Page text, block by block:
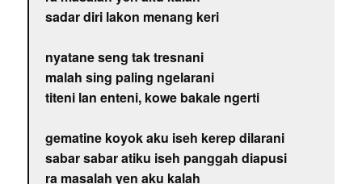
sadar diri lakon menang keri
nyatane seng tak tresnani
malah sing paling ngelarani
titeni lan enteni, kowe bakale ngerti
gematine koyok aku iseh kerep dilarani
sabar sabar atiku iseh panggah diapusi
ra masalah yen aku kalah